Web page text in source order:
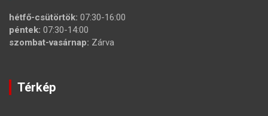
hétfő-csütörtök: 07:30-16:00
péntek: 07:30-14:00
szombat-vasárnap: Zárva
Térkép